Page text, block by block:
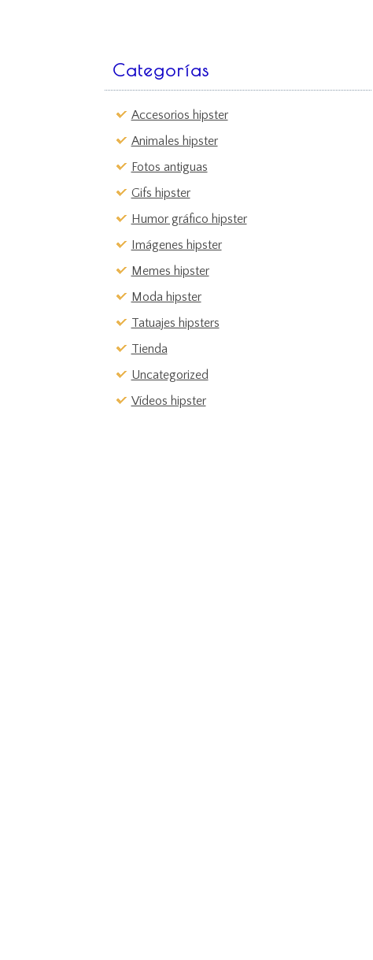
Categorías
Accesorios hipster
Animales hipster
Fotos antiguas
Gifs hipster
Humor gráfico hipster
Imágenes hipster
Memes hipster
Moda hipster
Tatuajes hipsters
Tienda
Uncategorized
Vídeos hipster